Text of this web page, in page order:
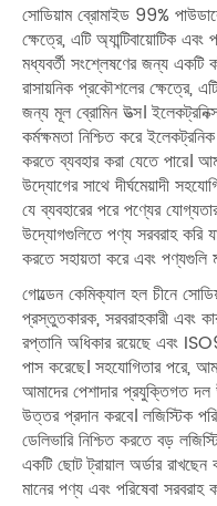
সোডিয়াম ব্রোমাইড 99%
ক্ষেত্রে, এটি অ্যান্টিবায়োটিক
মধ্যবর্তী সংশ্লেষণের জন্য একটি
রাসায়নিক প্রকৌশলের ক্ষেত্রে,
জন্য মূল ব্রোমিন উত্স।
কর্মক্ষমতা নিশ্চিত করে
করতে ব্যবহার করা যেতে পারে।
উদ্যোগের সাথে দীর্ঘমেয়াদী
যে ব্যবহারের পরে পণ্যের
উদ্যোগগুলিতে পণ্য সরবরাহ করি
করতে সহায়তা করে এবং পণ্যগুলি
গোল্ডেন কেমিক্যাল হল চীনে
প্রস্তুতকারক, সরবরাহকারী এবং
রপ্তানি অধিকার রয়েছে এবং
পাস করেছে। সহযোগিতার পরে,
আমাদের পেশাদার প্রযুক্তিগত দল
উত্তর প্রদান করবে। লজিস্টিক
ডেলিভারি নিশ্চিত করতে বড়
একটি ছোট ট্রায়াল অর্ডার
মানের পণ্য এবং পরিষেবা সরবরাহ